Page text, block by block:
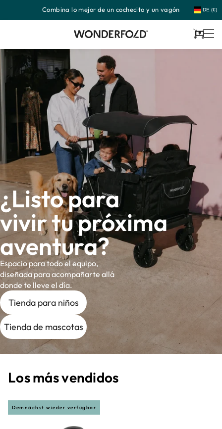
directamente
Combina lo mejor de un cochecito y un vagón DE (€)
¿Listo para
vivir tu próxima
aventura?
Espacio para todo el equipo,
diseñada para acompañarte allá
donde te lleve el día.
Tienda para niños
Tienda de mascotas
Los más vendidos
Demnächst wieder verfügbar